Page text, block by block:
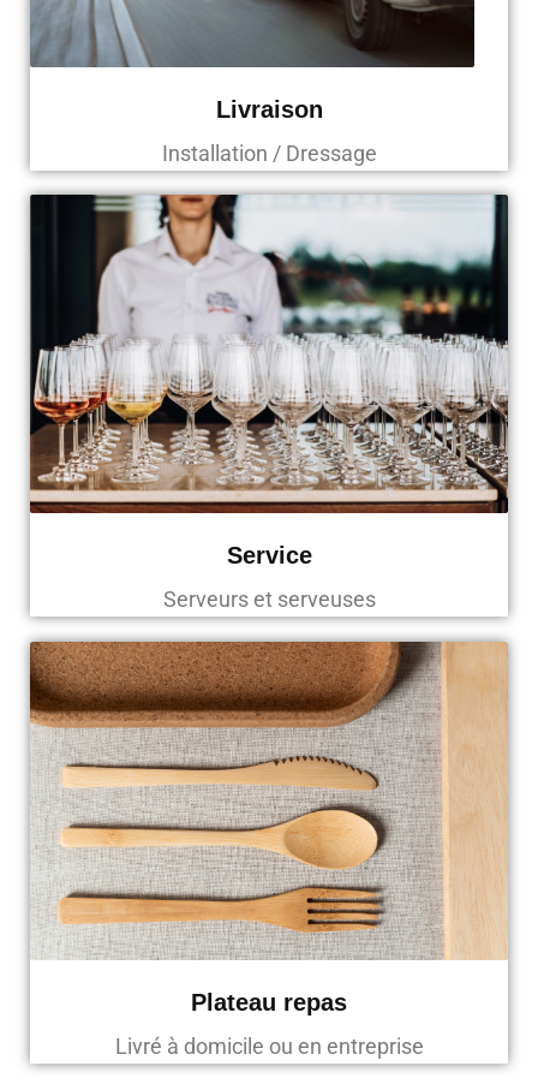
Livraison
Installation / Dressage
Service
Serveurs et serveuses
Plateau repas
Livré à domicile ou en entreprise